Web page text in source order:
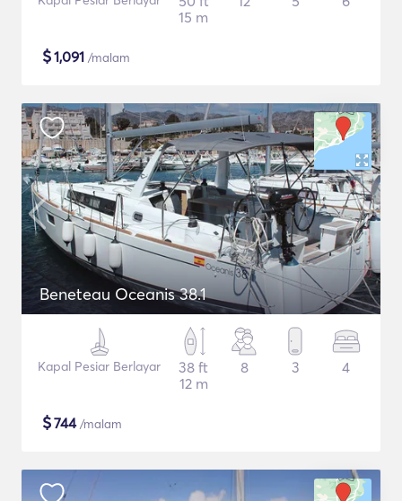
15 m
$1,091 /malam
Beneteau Oceanis 38.1
Kapal Pesiar Berlayar
38 ft
12 m
8 3 4
$744/malam